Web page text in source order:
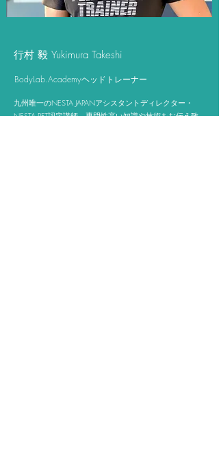
​​行村 毅 Yukimura Takeshi
​BodyLab.Academyヘッドトレーナー
​​九州唯一のNESTA JAPANアシスタントディレクター・
NESTA PFT認定講師。専門性高い知識や技術をお伝え致